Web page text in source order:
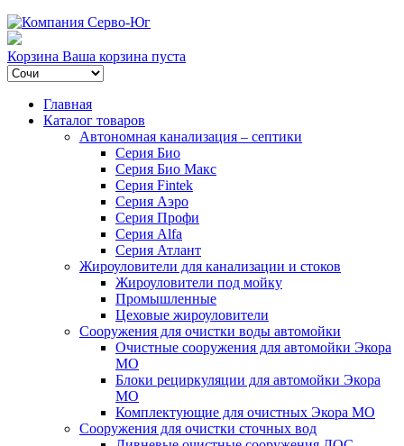
Корзина Ваша корзина пуста
Главная
Каталог товаров
Автономная канализация – септики
Серия Био
Серия Био Макс
Серия Fintek
Серия Аэро
Серия Профи
Серия Alfa
Серия Атлант
Жироуловители для канализации и стоков
Жироуловители под мойку
Промышленные
Цеховые жироуловители
Сооружения для очистки воды автомойки
Очистные сооружения для автомойки Экора
МО
Блоки рециркуляции для автомойки Экора
МО
Комплектующие для очистных Экора МО
Сооружения для очистки сточных вод